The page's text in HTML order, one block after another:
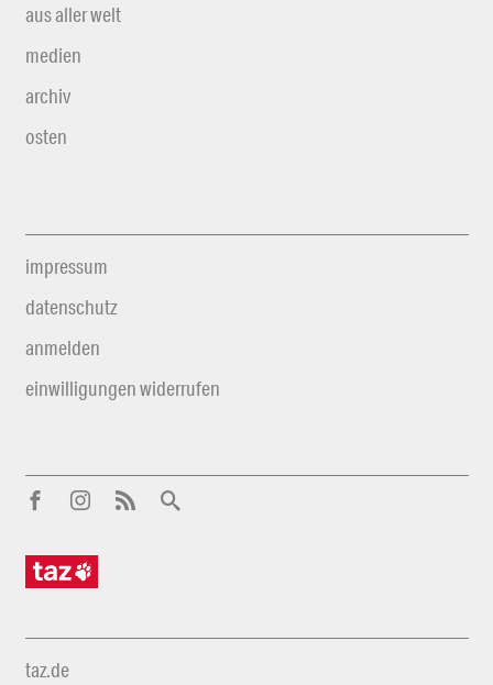
aus aller welt
medien
archiv
osten
impressum
datenschutz
anmelden
einwilligungen widerrufen
taz.de